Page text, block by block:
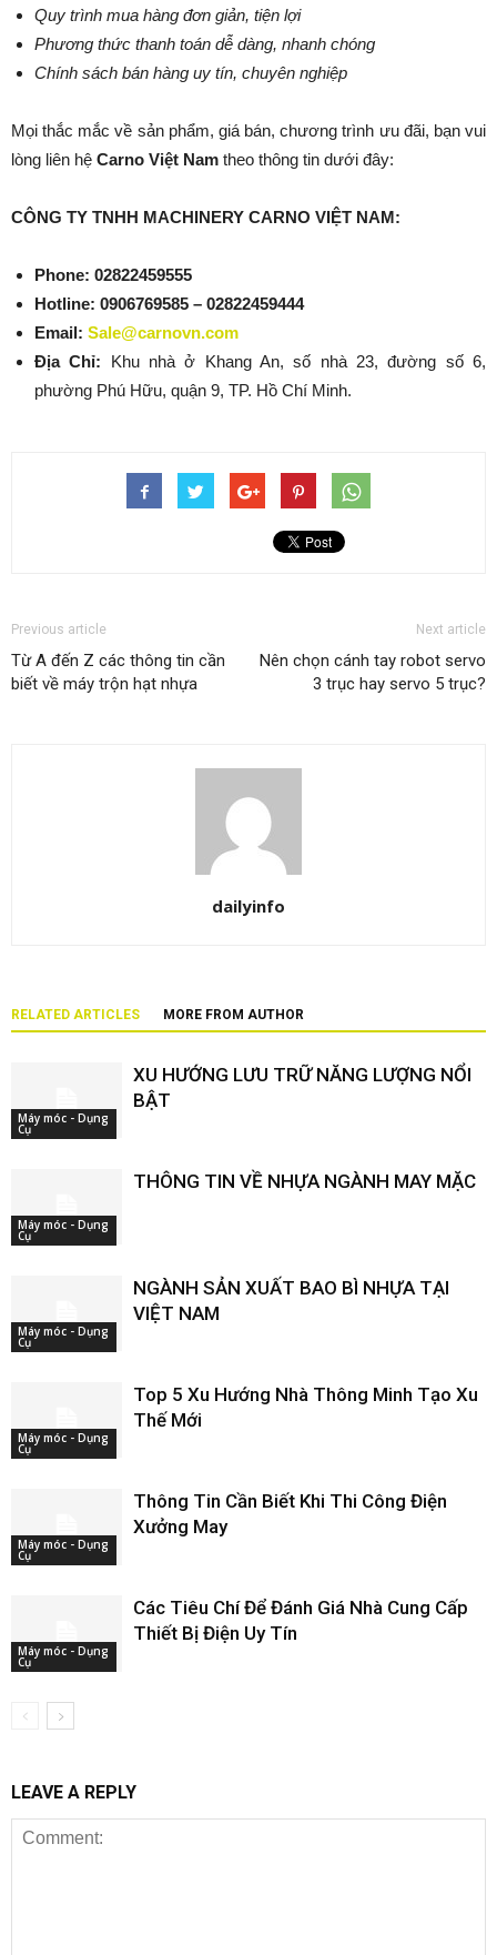
Quy trình mua hàng đơn giản, tiện lợi
Phương thức thanh toán dễ dàng, nhanh chóng
Chính sách bán hàng uy tín, chuyên nghiệp
Mọi thắc mắc về sản phẩm, giá bán, chương trình ưu đãi, bạn vui
lòng liên hệ Carno Việt Nam theo thông tin dưới đây:
CÔNG TY TNHH MACHINERY CARNO VIỆT NAM:
Phone: 02822459555
Hotline: 0906769585 – 02822459444
Email: Sale@carnovn.com
Địa Chỉ: Khu nhà ở Khang An, số nhà 23, đường số 6,
phường Phú Hữu, quận 9, TP. Hồ Chí Minh.
Previous article
Từ A đến Z các thông tin cần
biết về máy trộn hạt nhựa
Next article
Nên chọn cánh tay robot servo
3 trục hay servo 5 trục?
dailyinfo
RELATED ARTICLES MORE FROM AUTHOR
Máy móc - Dụng
Cụ
XU HƯỚNG LƯU TRỮ NĂNG LƯỢNG NỔI
BẬT
Máy móc - Dụng
Cụ
THÔNG TIN VỀ NHỰA NGÀNH MAY MẶC
Máy móc - Dụng
Cụ
NGÀNH SẢN XUẤT BAO BÌ NHỰA TẠI
VIỆT NAM
Máy móc - Dụng
Cụ
Top 5 Xu Hướng Nhà Thông Minh Tạo Xu
Thế Mới
Máy móc - Dụng
Cụ
Thông Tin Cần Biết Khi Thi Công Điện
Xưởng May
Máy móc - Dụng
Cụ
Các Tiêu Chí Để Đánh Giá Nhà Cung Cấp
Thiết Bị Điện Uy Tín
LEAVE A REPLY